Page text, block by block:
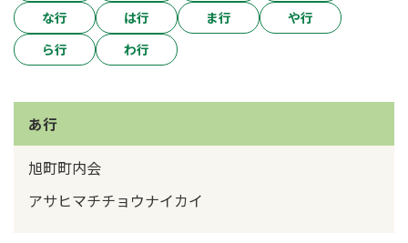
な行
は行 ま行
や行
ら行
わ行
あ行
旭町町内会
アサヒマチチョウナイカイ